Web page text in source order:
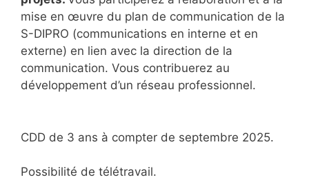
mise en œuvre du plan de communication de la
S-DIPRO (communications en interne et en
externe) en lien avec la direction de la
communication. Vous contribuerez au
développement d’un réseau professionnel.
CDD de 3 ans à compter de septembre 2025.
Possibilité de télétravail.